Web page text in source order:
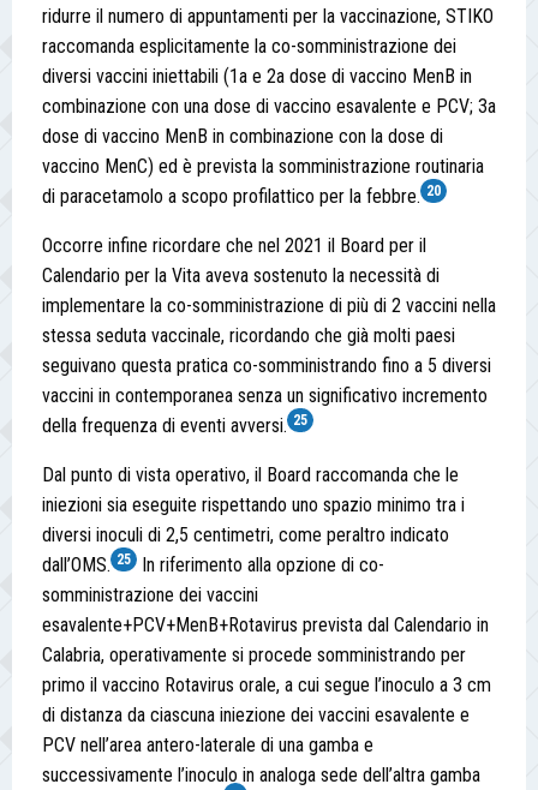
ridurre il numero di appuntamenti per la vaccinazione, STIKO
raccomanda esplicitamente la co-somministrazione dei
diversi vaccini iniettabili (1a e 2a dose di vaccino MenB in
combinazione con una dose di vaccino esavalente e PCV; 3a
dose di vaccino MenB in combinazione con la dose di
vaccino MenC) ed è prevista la somministrazione routinaria
di paracetamolo a scopo profilattico per la febbre. 20
Occorre infine ricordare che nel 2021 il Board per il
Calendario per la Vita aveva sostenuto la necessità di
implementare la co-somministrazione di più di 2 vaccini nella
stessa seduta vaccinale, ricordando che già molti paesi
seguivano questa pratica co-somministrando fino a 5 diversi
vaccini in contemporanea senza un significativo incremento
della frequenza di eventi avversi. 25
Dal punto di vista operativo, il Board raccomanda che le
iniezioni sia eseguite rispettando uno spazio minimo tra i
diversi inoculi di 2,5 centimetri, come peraltro indicato
dall’OMS. 25
In riferimento alla opzione di co-
somministrazione dei vaccini
esavalente+PCV+MenB+Rotavirus prevista dal Calendario in
Calabria, operativamente si procede somministrando per
primo il vaccino Rotavirus orale, a cui segue l’inoculo a 3 cm
di distanza da ciascuna iniezione dei vaccini esavalente e
PCV nell’area antero-laterale di una gamba e
successivamente l’inoculo in analoga sede dell’altra gamba